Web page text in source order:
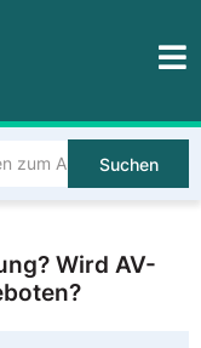
Suchen
Wird AV-